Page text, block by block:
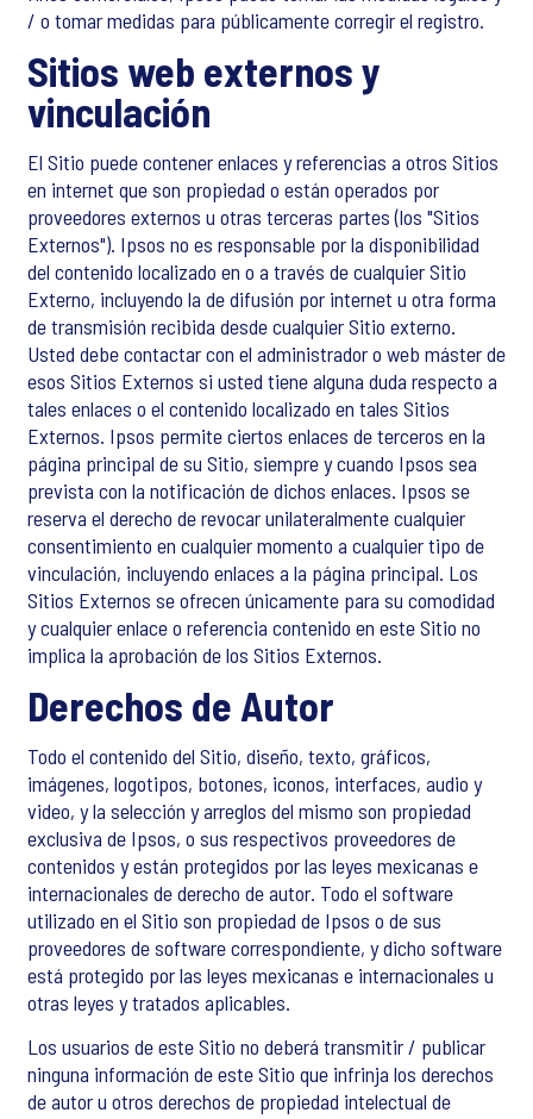
/ o tomar medidas para públicamente corregir el registro.
Sitios web externos y
vinculación
El Sitio puede contener enlaces y referencias a otros Sitios
en internet que son propiedad o están operados por
proveedores externos u otras terceras partes (los "Sitios
Externos"). Ipsos no es responsable por la disponibilidad
del contenido localizado en o a través de cualquier Sitio
Externo, incluyendo la de difusión por internet u otra forma
de transmisión recibida desde cualquier Sitio externo.
Usted debe contactar con el administrador o web máster de
esos Sitios Externos si usted tiene alguna duda respecto a
tales enlaces o el contenido localizado en tales Sitios
Externos. Ipsos permite ciertos enlaces de terceros en la
página principal de su Sitio, siempre y cuando Ipsos sea
prevista con la notificación de dichos enlaces. Ipsos se
reserva el derecho de revocar unilateralmente cualquier
consentimiento en cualquier momento a cualquier tipo de
vinculación, incluyendo enlaces a la página principal. Los
Sitios Externos se ofrecen únicamente para su comodidad
y cualquier enlace o referencia contenido en este Sitio no
implica la aprobación de los Sitios Externos.
Derechos de Autor
Todo el contenido del Sitio, diseño, texto, gráficos,
imágenes, logotipos, botones, iconos, interfaces, audio y
video, y la selección y arreglos del mismo son propiedad
exclusiva de Ipsos, o sus respectivos proveedores de
contenidos y están protegidos por las leyes mexicanas e
internacionales de derecho de autor. Todo el software
utilizado en el Sitio son propiedad de Ipsos o de sus
proveedores de software correspondiente, y dicho software
está protegido por las leyes mexicanas e internacionales u
otras leyes y tratados aplicables.
Los usuarios de este Sitio no deberá transmitir / publicar
ninguna información de este Sitio que infrinja los derechos
de autor u otros derechos de propiedad intelectual de